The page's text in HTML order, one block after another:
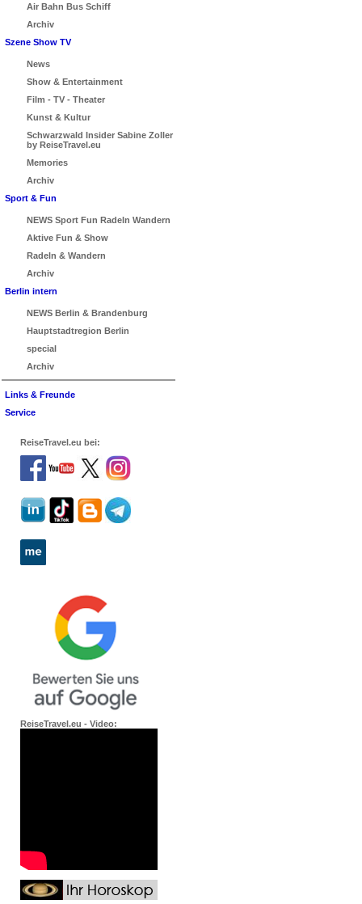
Air Bahn Bus Schiff
Archiv
Szene Show TV
News
Show & Entertainment
Film - TV - Theater
Kunst & Kultur
Schwarzwald Insider Sabine Zoller
by ReiseTravel.eu
Memories
Archiv
Sport & Fun
NEWS Sport Fun Radeln Wandern
Aktive Fun & Show
Radeln & Wandern
Archiv
Berlin intern
NEWS Berlin & Brandenburg
Hauptstadtregion Berlin
special
Archiv
Links & Freunde
Service
ReiseTravel.eu bei:
ReiseTravel.eu - Video: